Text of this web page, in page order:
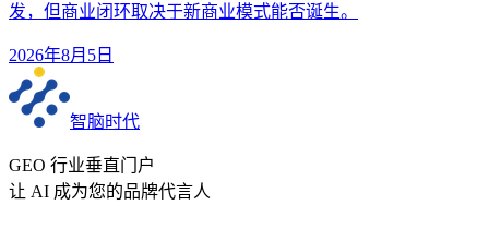
发，但商业闭环取决于新商业模式能否诞生。
2026年8月5日
智脑时代
GEO 行业垂直门户
让 AI 成为您的品牌代言人